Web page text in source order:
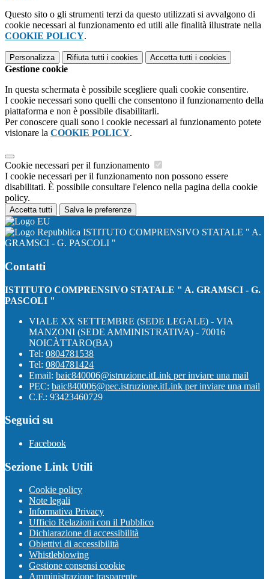
Questo sito o gli strumenti terzi da questo utilizzati si avvalgono di
cookie necessari al funzionamento ed utili alle finalità illustrate nella
COOKIE POLICY.
Personalizza Rifiuta tutti i cookies Accetta tutti i cookies
Gestione cookie
In questa schermata è possibile scegliere quali cookie consentire.
I cookie necessari sono quelli che consentono il funzionamento della
piattaforma e non è possibile disabilitarli.
Per conoscere quali sono i cookie necessari al funzionamento potete
visionare la COOKIE POLICY.
Cookie necessari per il funzionamento
I cookie necessari per il funzionamento non possono essere
disabilitati. È possibile consultare l'elenco nella pagina della cookie
policy.
Accetta tutti Salva le preferenze
ISTITUTO COMPRENSIVO STATALE " A.
GRAMSCI - G. PASCOLI "
Contatti
ISTITUTO COMPRENSIVO STATALE " A. GRAMSCI - G.
PASCOLI "
VIALE XX SETTEMBRE (SEDE LEGALE) - VIA
MANZONI (SEDE AMMINISTRATIVA) - 70016
NOICÀTTARO(BA)
Tel: 0804781538
Tel: 0804781424
Email: baic840006@istruzione.itLink per inviare una mail
PEC: baic840006@pec.istruzione.itLink per inviare una mail
C.F.: 93423460729
Seguici su
Facebook
Sezione Link Utili
Cookie policy
Note legali
Informativa Privacy
Ufficio Relazioni con il Pubblico
Dichiarazione di accessibilità
Obiettivi di accessibilità
Whistleblowing
Gestione consensi cookie
Amministrazione trasparente